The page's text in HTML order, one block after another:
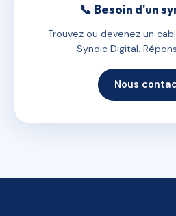
📞 Besoin d'un
Trouvez ou devenez un
Syndic Digital.
Nous